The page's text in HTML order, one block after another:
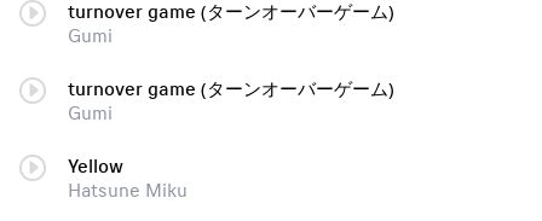
turnover game (ターンオーバーゲーム)
Gumi
turnover game (ターンオーバーゲーム)
Gumi
Yellow
Hatsune Miku